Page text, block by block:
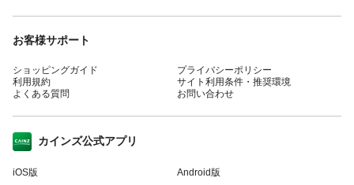
お客様サポート
ショッピングガイド
利用規約
よくある質問
プライバシーポリシー
サイト利用条件・推奨環境
お問い合わせ
カインズ公式アプリ
iOS版 Android版